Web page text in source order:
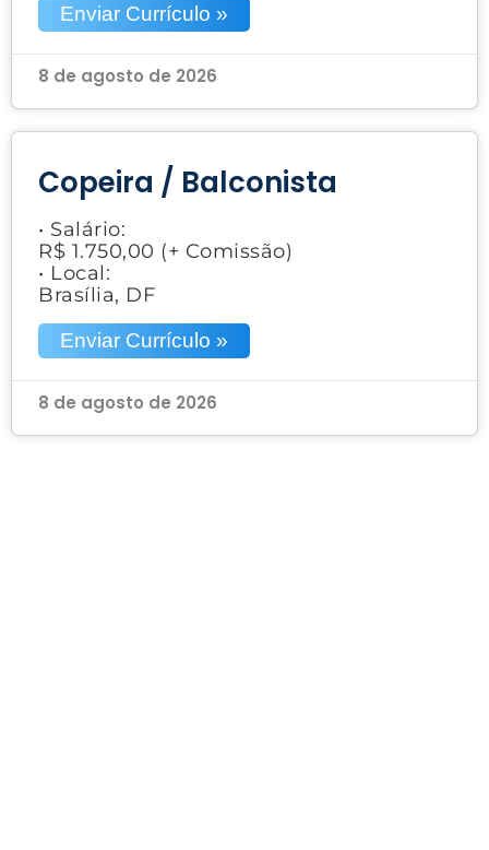
Enviar Currículo »
8 de agosto de 2026
Copeira / Balconista
• Salário:
R$ 1.750,00 (+ Comissão)
• Local:
Brasília, DF
Enviar Currículo »
8 de agosto de 2026